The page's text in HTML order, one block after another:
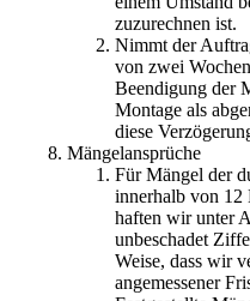
zuzurechnen ist.
Nimmt der
von zwei
Beendigung der
Montage als
diese
Mängelansprüche
Für Mängel der
innerhalb von 12
haften wir unter
unbeschadet
Weise, dass wir
angemessener